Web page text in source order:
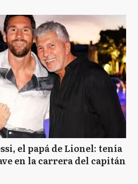
el papá de Lionel: tenía
en la carrera del capitán